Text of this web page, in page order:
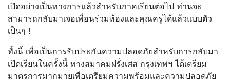
เปิดอย่างเป็นทางการแล้วสำหรับภาคเรียนต่อไป ท่านจะ
สามารถกลับมาเจอเพื่อนร่วมห้องและคุณครูได้แล้วแบบตัว
เป็นๆ !
ทั้งนี้ เพื่อเป็นการรับประกันความปลอดภัยสำหรับการกลับมา
เปิดเรียนในครั้งนี้ ทางสมาคมฝรั่งเศส กรุงเทพฯ ได้เตรียม
มาตรการมากมายเพื่อเตรียมความพร้อมและความปลอดภัย